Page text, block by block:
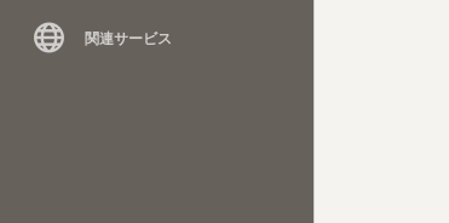
関連サービス